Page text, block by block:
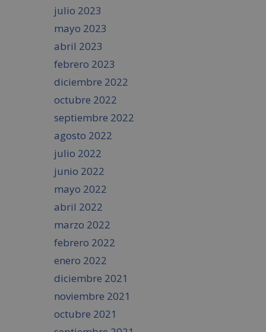
julio 2023
mayo 2023
abril 2023
febrero 2023
diciembre 2022
octubre 2022
septiembre 2022
agosto 2022
julio 2022
junio 2022
mayo 2022
abril 2022
marzo 2022
febrero 2022
enero 2022
diciembre 2021
noviembre 2021
octubre 2021